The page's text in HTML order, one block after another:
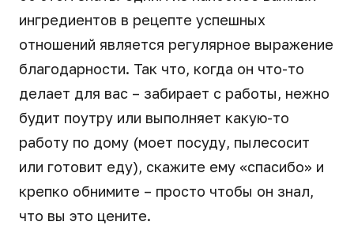
ингредиентов в рецепте успешных
отношений является регулярное выражение
благодарности. Так что, когда он что-то
делает для вас – забирает с работы, нежно
будит поутру или выполняет какую-то
работу по дому (моет посуду, пылесосит
или готовит еду), скажите ему «спасибо» и
крепко обнимите – просто чтобы он знал,
что вы это цените.